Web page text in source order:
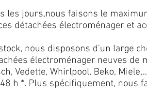
les jours,nous faisons le
détachées électroménager et
nous disposons d'un large
électroménager neuves
Vedette, Whirlpool, Beko,
h *. Plus spécifiquement, nous